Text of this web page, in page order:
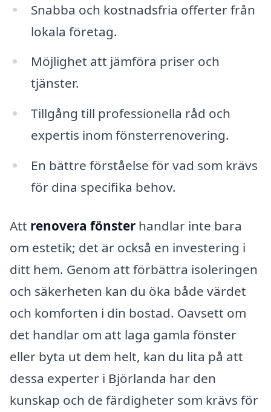
Snabba och kostnadsfria offerter från
lokala företag.
Möjlighet att jämföra priser och
tjänster.
Tillgång till professionella råd och
expertis inom fönsterrenovering.
En bättre förståelse för vad som krävs
för dina specifika behov.
Att renovera fönster handlar inte bara
om estetik; det är också en investering i
ditt hem. Genom att förbättra isoleringen
och säkerheten kan du öka både värdet
och komforten i din bostad. Oavsett om
det handlar om att laga gamla fönster
eller byta ut dem helt, kan du lita på att
dessa experter i Björlanda har den
kunskap och de färdigheter som krävs för